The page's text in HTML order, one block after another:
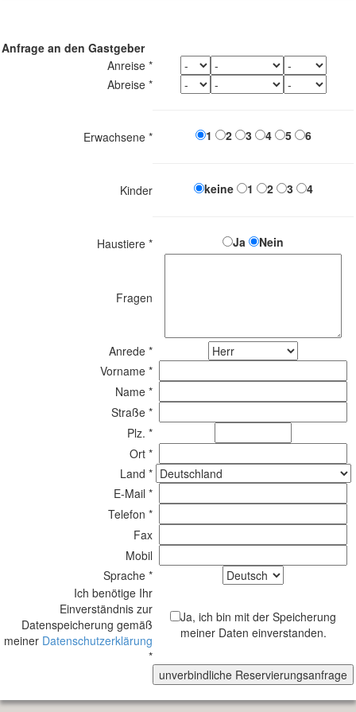
Anfrage an den Gastgeber
Anreise *
Abreise *
Erwachsene * 1 2 3 4 5 6
Kinder keine 1 2 3 4
Haustiere * Ja Nein
Fragen
Anrede *
Vorname *
Name *
Straße *
Plz. *
Ort *
Land *
E-Mail *
Telefon *
Fax
Mobil
Sprache *
Ich benötige Ihr
Einverständnis zur
Datenspeicherung gemäß
meiner Datenschutzerklärung
*
Ja, ich bin mit der Speicherung
meiner Daten einverstanden.